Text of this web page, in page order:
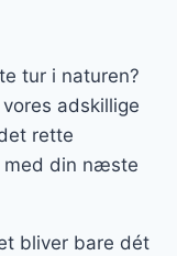
tur i naturen?
adskillige
rette
med din næste
bliver bare dét